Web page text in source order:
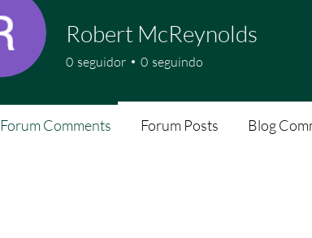
Robert McReynolds
0 seguidor 0 seguindo
Forum Comments Forum Posts Blog